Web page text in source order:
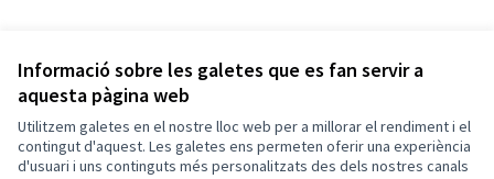
Informació sobre les galetes que es fan servir a
aquesta pàgina web
Utilitzem galetes en el nostre lloc web per a millorar el rendiment i el
contingut d'aquest. Les galetes ens permeten oferir una experiència
d'usuari i uns continguts més personalitzats des dels nostres canals
Termes i condicions d'ús
Configuració de les galetes
Barcelona En Comú a X
Barcelona En Comú a Facebook
Barcelona En Comú a Instagram
Barcelona En Comú a YouTube